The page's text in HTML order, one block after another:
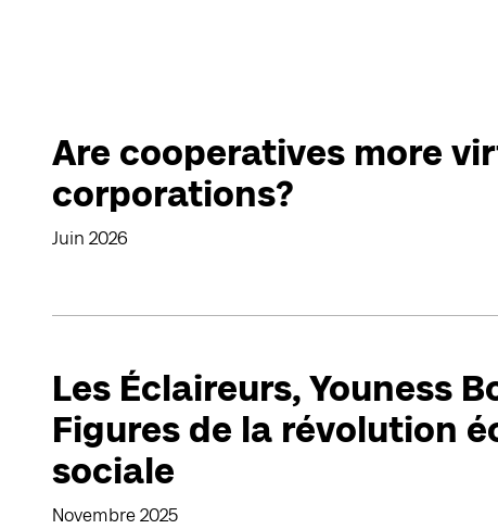
Are cooperatives more
corporations?
Juin 2026
Les Éclaireurs, Youness
Figures de la révolution
sociale
Novembre 2025